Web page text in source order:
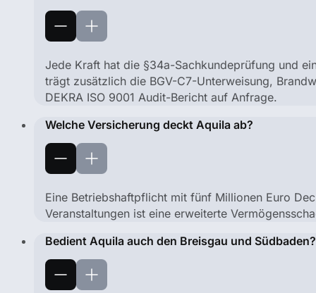
Jede Kraft hat die §34a-Sachkundeprüfung und
trägt zusätzlich die BGV-C7-Unterweisung,
DEKRA ISO 9001 Audit-Bericht auf Anfrage.
Welche Versicherung deckt Aquila ab?
Eine Betriebshaftpflicht mit fünf Millionen Euro
Veranstaltungen ist eine erweiterte
Bedient Aquila auch den Breisgau und Südbaden?